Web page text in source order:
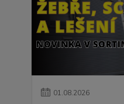
01.08.2026